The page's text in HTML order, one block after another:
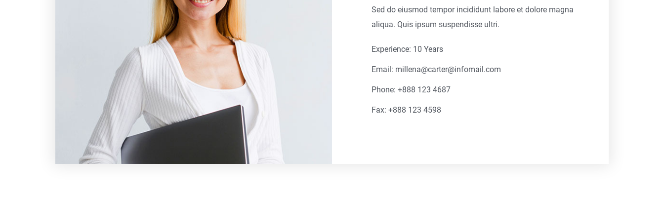
Sed do eiusmod tempor incididunt labore et dolore magna
aliqua. Quis ipsum suspendisse ultri.
Experience: 10 Years
Email: millena@carter@infomail.com
Phone: +888 123 4687
Fax: +888 123 4598